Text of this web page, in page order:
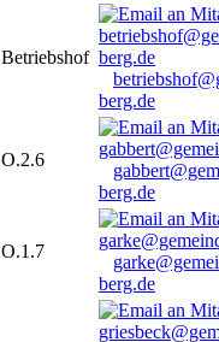
Betriebshof
berg.de
O.2.6
berg.de
O.1.7
berg.de